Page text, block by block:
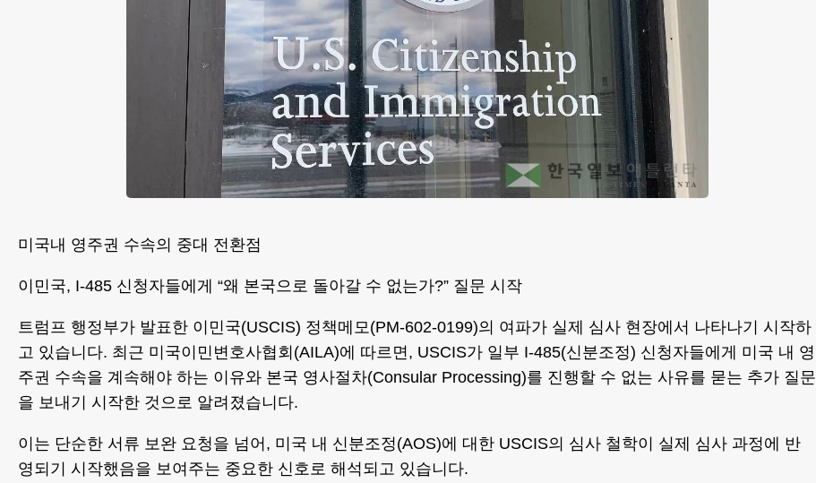
미국내 영주권 수속의 중대 전환점
이민국, I-485 신청자들에게 “왜 본국으로 돌아갈 수 없는가?” 질문 시작
트럼프 행정부가 발표한 이민국(USCIS) 정책메모(PM-602-0199)의 여파가 실제 심사 현장에서 나타나기 시작하
고 있습니다. 최근 미국이민변호사협회(AILA)에 따르면, USCIS가 일부 I-485(신분조정) 신청자들에게 미국 내 영
주권 수속을 계속해야 하는 이유와 본국 영사절차(Consular Processing)를 진행할 수 없는 사유를 묻는 추가 질문
을 보내기 시작한 것으로 알려졌습니다.
이는 단순한 서류 보완 요청을 넘어, 미국 내 신분조정(AOS)에 대한 USCIS의 심사 철학이 실제 심사 과정에 반
영되기 시작했음을 보여주는 중요한 신호로 해석되고 있습니다.